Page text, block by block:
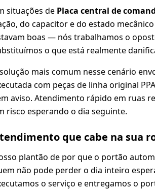
situações de Placa central de
do capacitor e do estado
boas — nós trabalhamos o
o que está realmente
mais comum nesse cenário
com peças de linha original
aviso. Atendimento rápido em ruas
risco esperando o dia seguinte.
que cabe na sua
plantão de por que o portão
não pode perder o dia inteiro
o serviço e entregamos o